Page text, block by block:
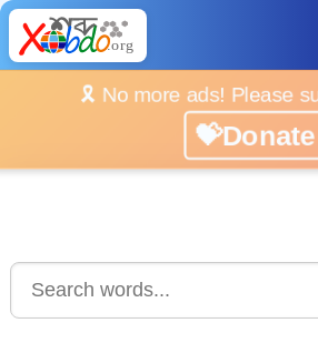
🎗️ No more ads! Please
💝Donate